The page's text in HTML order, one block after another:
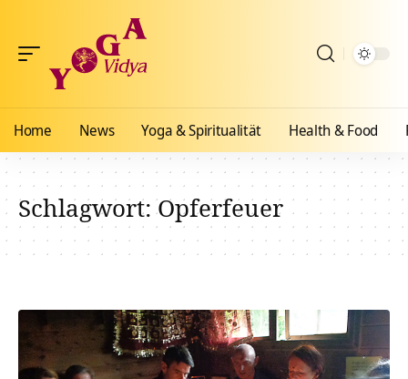
Home News Yoga & Spiritualität Health & Food
Schlagwort:Opferfeuer